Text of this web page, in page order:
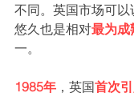
不同。英国市场可
悠久也是相对最为成
一。
1985年 ，英国首次